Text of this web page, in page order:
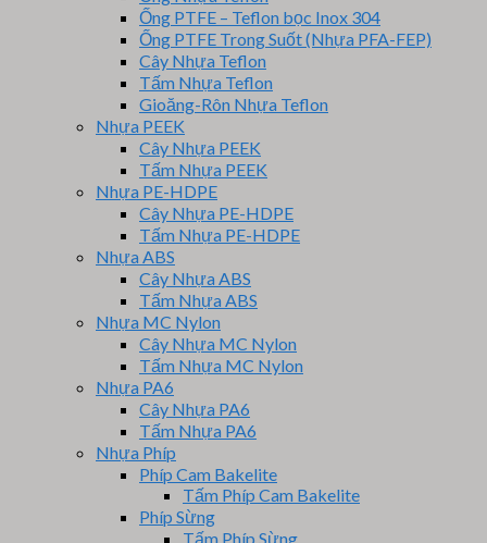
Ống PTFE – Teflon bọc Inox 304
Ống PTFE Trong Suốt (Nhựa PFA-FEP)
Cây Nhựa Teflon
Tấm Nhựa Teflon
Gioăng-Rôn Nhựa Teflon
Nhựa PEEK
Cây Nhựa PEEK
Tấm Nhựa PEEK
Nhựa PE-HDPE
Cây Nhựa PE-HDPE
Tấm Nhựa PE-HDPE
Nhựa ABS
Cây Nhựa ABS
Tấm Nhựa ABS
Nhựa MC Nylon
Cây Nhựa MC Nylon
Tấm Nhựa MC Nylon
Nhựa PA6
Cây Nhựa PA6
Tấm Nhựa PA6
Nhựa Phíp
Phíp Cam Bakelite
Tấm Phíp Cam Bakelite
Phíp Sừng
Tấm Phíp Sừng